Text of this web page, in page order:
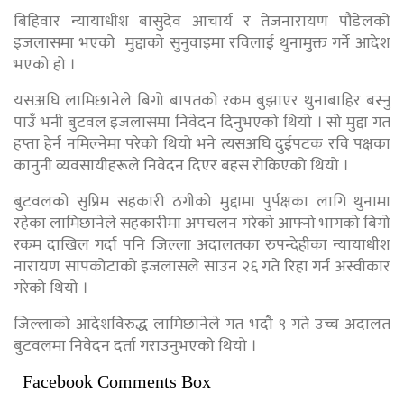
बिहिवार न्यायाधीश बासुदेव आचार्य र तेजनारायण पौडेलको
इजलासमा भएको मुद्दाको सुनुवाइमा रविलाई थुनामुक्त गर्ने आदेश
भएको हो ।
यसअघि लामिछानेले बिगो बापतको रकम बुझाएर थुनाबाहिर बस्नु
पाउँ भनी बुटवल इजलासमा निवेदन दिनुभएको थियो । सो मुद्दा गत
हप्ता हेर्न नमिल्नेमा परेको थियो भने त्यसअघि दुईपटक रवि पक्षका
कानुनी व्यवसायीहरूले निवेदन दिएर बहस रोकिएको थियो ।
बुटवलको सुप्रिम सहकारी ठगीको मुद्दामा पुर्पक्षका लागि थुनामा
रहेका लामिछानेले सहकारीमा अपचलन गरेको आफ्नो भागको बिगो
रकम दाखिल गर्दा पनि जिल्ला अदालतका रुपन्देहीका न्यायाधीश
नारायण सापकोटाको इजलासले साउन २६ गते रिहा गर्न अस्वीकार
गरेको थियो ।
जिल्लाको आदेशविरुद्ध लामिछानेले गत भदौ ९ गते उच्च अदालत
बुटवलमा निवेदन दर्ता गराउनुभएको थियो ।
Facebook Comments Box